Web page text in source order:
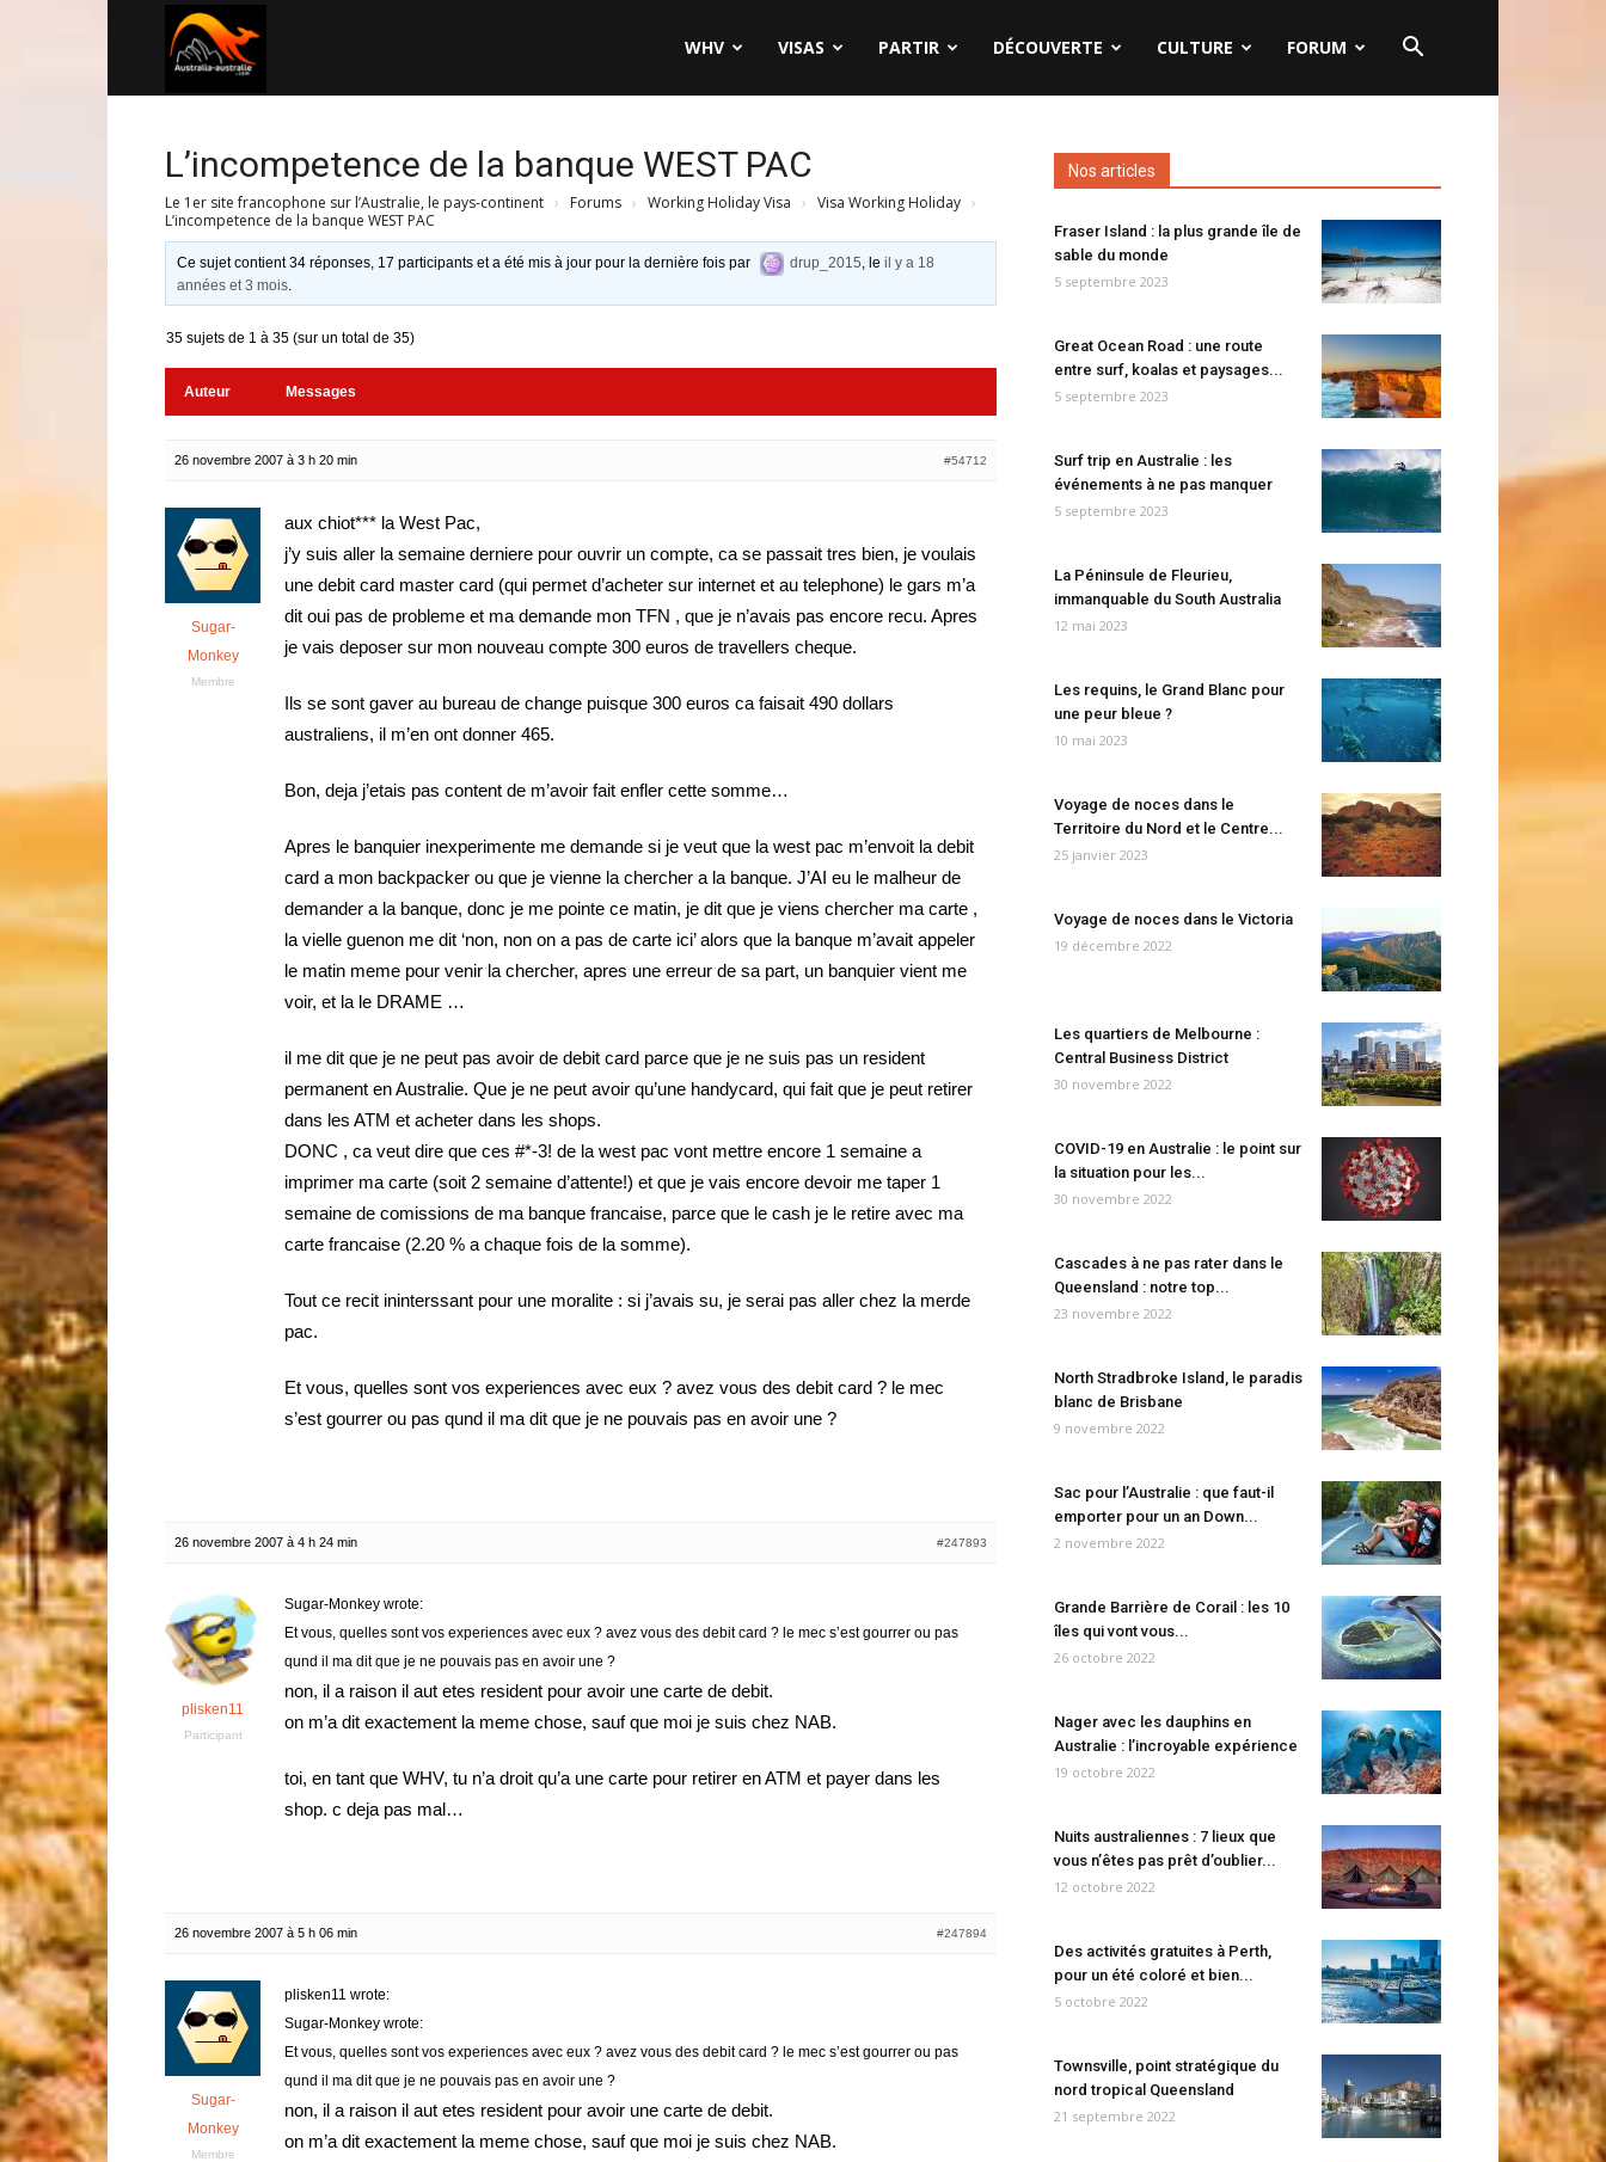
WHV VISAS PARTIR DÉCOUVERTE CULTURE FORUM
L’incompetence de la banque WEST PAC
Le 1er site francophone sur l’Australie, le pays-continent › Forums › Working Holiday Visa › Visa Working Holiday ›
L’incompetence de la banque WEST PAC
Ce sujet contient 34 réponses, 17 participants et a été mis à jour pour la dernière fois par drup_2015, leil y a 18
années et 3 mois.
35 sujets de 1 à 35 (sur un total de 35)
Auteur Messages
26 novembre 2007 à 3 h 20 min #54712
Sugar-
Monkey
Membre
aux chiot*** la West Pac,
j’y suis aller la semaine derniere pour ouvrir un compte, ca se passait tres bien, je voulais
une debit card master card (qui permet d’acheter sur internet et au telephone) le gars m’a
dit oui pas de probleme et ma demande mon TFN , que je n’avais pas encore recu. Apres
je vais deposer sur mon nouveau compte 300 euros de travellers cheque.
Ils se sont gaver au bureau de change puisque 300 euros ca faisait 490 dollars
australiens, il m’en ont donner 465.
Bon, deja j’etais pas content de m’avoir fait enfler cette somme…
Apres le banquier inexperimente me demande si je veut que la west pac m’envoit la debit
card a mon backpacker ou que je vienne la chercher a la banque. J’AI eu le malheur de
demander a la banque, donc je me pointe ce matin, je dit que je viens chercher ma carte ,
la vielle guenon me dit ‘non, non on a pas de carte ici’ alors que la banque m’avait appeler
le matin meme pour venir la chercher, apres une erreur de sa part, un banquier vient me
voir, et la le DRAME …
il me dit que je ne peut pas avoir de debit card parce que je ne suis pas un resident
permanent en Australie. Que je ne peut avoir qu’une handycard, qui fait que je peut retirer
dans les ATM et acheter dans les shops.
DONC , ca veut dire que ces #*-3! de la west pac vont mettre encore 1 semaine a
imprimer ma carte (soit 2 semaine d’attente!) et que je vais encore devoir me taper 1
semaine de comissions de ma banque francaise, parce que le cash je le retire avec ma
carte francaise (2.20 % a chaque fois de la somme).
Tout ce recit ininterssant pour une moralite : si j’avais su, je serai pas aller chez la merde
pac.
Et vous, quelles sont vos experiences avec eux ? avez vous des debit card ? le mec
s’est gourrer ou pas qund il ma dit que je ne pouvais pas en avoir une ?
26 novembre 2007 à 4 h 24 min #247893
plisken11
Participant
Sugar-Monkey wrote:
Et vous, quelles sont vos experiences avec eux ? avez vous des debit card ? le mec s’est gourrer ou pas
qund il ma dit que je ne pouvais pas en avoir une ?
non, il a raison il aut etes resident pour avoir une carte de debit.
on m’a dit exactement la meme chose, sauf que moi je suis chez NAB.
toi, en tant que WHV, tu n’a droit qu’a une carte pour retirer en ATM et payer dans les
shop. c deja pas mal…
26 novembre 2007 à 5 h 06 min #247894
Sugar-
Monkey
Membre
plisken11 wrote:
Sugar-Monkey wrote:
Et vous, quelles sont vos experiences avec eux ? avez vous des debit card ? le mec s’est gourrer ou pas
qund il ma dit que je ne pouvais pas en avoir une ?
non, il a raison il aut etes resident pour avoir une carte de debit.
on m’a dit exactement la meme chose, sauf que moi je suis chez NAB.
Nos articles
Fraser Island : la plus grande île de
sable du monde
5 septembre 2023
Great Ocean Road : une route
entre surf, koalas et paysages...
5 septembre 2023
Surf trip en Australie : les
événements à ne pas manquer
5 septembre 2023
La Péninsule de Fleurieu,
immanquable du South Australia
12 mai 2023
Les requins, le Grand Blanc pour
une peur bleue ?
10 mai 2023
Voyage de noces dans le
Territoire du Nord et le Centre...
25 janvier 2023
Voyage de noces dans le Victoria
19 décembre 2022
Les quartiers de Melbourne :
Central Business District
30 novembre 2022
COVID-19 en Australie : le point sur
la situation pour les...
30 novembre 2022
Cascades à ne pas rater dans le
Queensland : notre top...
23 novembre 2022
North Stradbroke Island, le paradis
blanc de Brisbane
9 novembre 2022
Sac pour l’Australie : que faut-il
emporter pour un an Down...
2 novembre 2022
Grande Barrière de Corail : les 10
îles qui vont vous...
26 octobre 2022
Nager avec les dauphins en
Australie : l’incroyable expérience
19 octobre 2022
Nuits australiennes : 7 lieux que
vous n’êtes pas prêt d’oublier...
12 octobre 2022
Des activités gratuites à Perth,
pour un été coloré et bien...
5 octobre 2022
Townsville, point stratégique du
nord tropical Queensland
21 septembre 2022